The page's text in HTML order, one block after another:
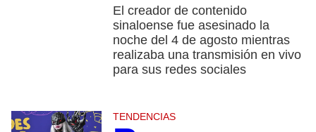
El creador de contenido
sinaloense fue asesinado la
noche del 4 de agosto mientras
realizaba una transmisión en vivo
para sus redes sociales
TENDENCIAS